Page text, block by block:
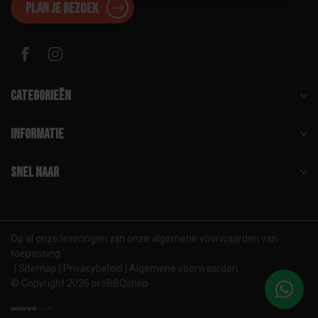
Plan je bezoek
Categorieën
Informatie
Snel naar
Op al onze leveringen zijn onze algemene voorwaarden van
toepassing
Sitemap
Privacybeleid
Algemene voorwaarden
© Copyright 2026 proBBQshop